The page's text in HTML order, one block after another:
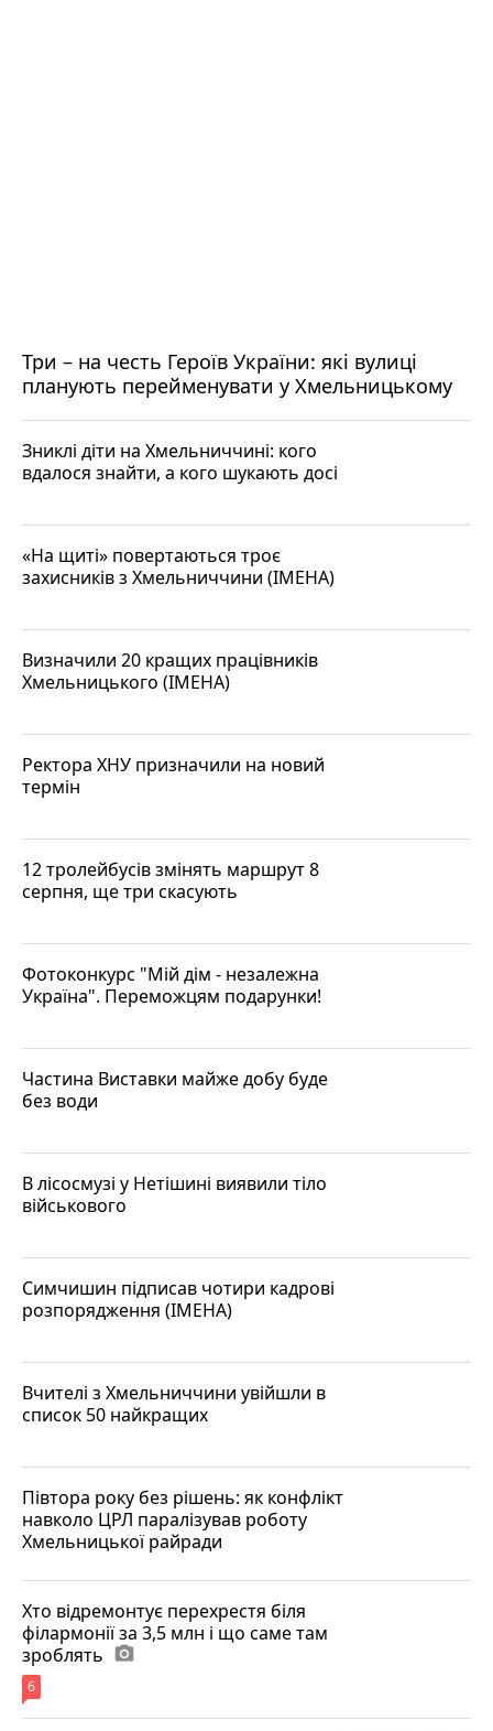
Три – на честь Героїв України: які вулиці
планують перейменувати у Хмельницькому
Зниклі діти на Хмельниччині: кого
вдалося знайти, а кого шукають досі
«На щиті» повертаються троє
захисників з Хмельниччини (ІМЕНА)
Визначили 20 кращих працівників
Хмельницького (ІМЕНА)
Ректора ХНУ призначили на новий
термін
12 тролейбусів змінять маршрут 8
серпня, ще три скасують
Фотоконкурс "Мій дім - незалежна
Україна". Переможцям подарунки!
Частина Виставки майже добу буде
без води
В лісосмузі у Нетішині виявили тіло
військового
Симчишин підписав чотири кадрові
розпорядження (ІМЕНА)
Вчителі з Хмельниччини увійшли в
список 50 найкращих
Півтора року без рішень: як конфлікт
навколо ЦРЛ паралізував роботу
Хмельницької райради
Хто відремонтує перехрестя біля
філармонії за 3,5 млн і що саме там
зроблять photo_camera
6